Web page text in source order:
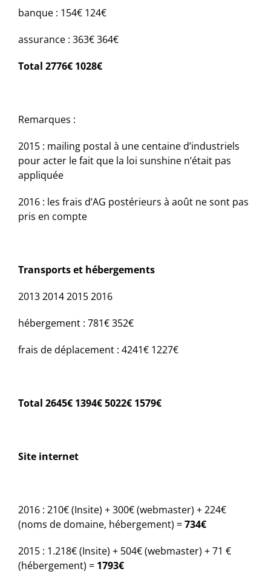
banque : 154€ 124€
assurance : 363€364€
Total 2776€ 1028€
Remarques :
2015 : mailing postal à une centaine d’industriels
pour acter le fait que la loi sunshine n’était pas
appliquée
2016 : les frais d’AG postérieurs à août ne sont pas
pris en compte
Transports et hébergements
2013201420152016
hébergement : 781€352€
frais de déplacement : 4241€ 1227€
Total 2645€ 1394€5022€ 1579€
Site internet
2016 : 210€ (Insite) + 300€ (webmaster) + 224€
(noms de domaine, hébergement) =734€
2015 : 1.218€ (Insite) + 504€ (webmaster) + 71 €
(hébergement) = 1793€